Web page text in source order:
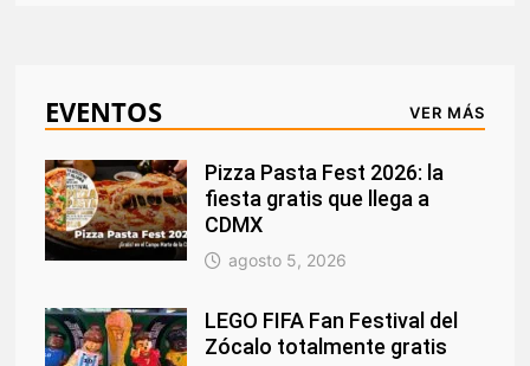
EVENTOS VER MÁS
Pizza Pasta Fest 2026: la
fiesta gratis que llega a
CDMX
agosto 5, 2026
LEGO FIFA Fan Festival del
Zócalo totalmente gratis